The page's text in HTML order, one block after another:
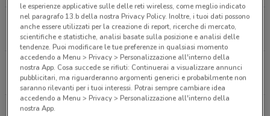
Via T. Vecellio, 1 Villasanta
5.5 km
CHIUSO
Via Monza, 55 Limbiate
8.4 km
CHIUSO
Viale Sarca Milano
le esperienze applicative sulle delle reti wireless, come meglio indicato
nel paragrafo 13.b della nostra Privacy Policy. Inoltre, i tuoi dati possono
anche essere utilizzati per la creazione di report, ricerche di mercato,
scientifiche e statistiche, analisi basate sulla posizione e analisi delle
tendenze. Puoi modificare le tue preferenze in qualsiasi momento
accedendo a Menu > Privacy > Personalizzazione all'interno della
nostra App. Cosa succede se rifiuti: Continuerai a visualizzare annunci
pubblicitari, ma riguarderanno argomenti generici e probabilmente non
saranno rilevanti per i tuoi interessi. Potrai sempre cambiare idea
accedendo a Menu > Privacy > Personalizzazione all'interno della
nostra App.